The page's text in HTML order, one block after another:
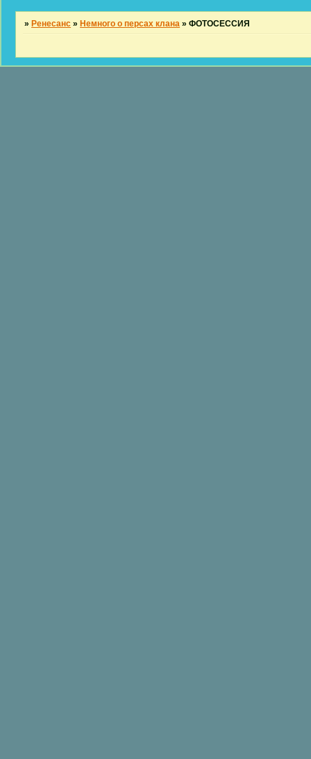
»Ренесанс »Немного о персах клана »ФОТОСЕССИЯ